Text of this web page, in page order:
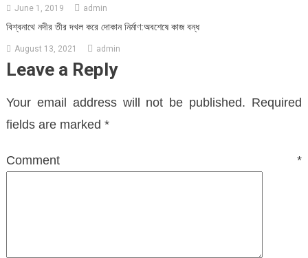
June 1, 2019 admin
বিশ্বনাথে নদীর তীর দখল করে দোকান নির্মাণ:অবশেষে কাজ বন্ধ
August 13, 2021 admin
Leave a Reply
Your email address will not be published. Required
fields are marked *
Comment*